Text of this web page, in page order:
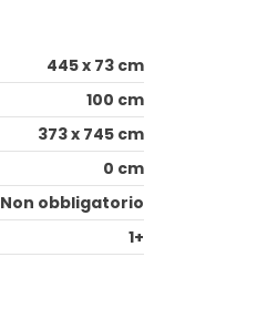
445 x 73 cm
100 cm
373 x 745 cm
0 cm
Non obbligatorio
1+